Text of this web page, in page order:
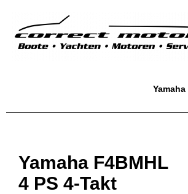
Yamaha
Yamaha F4BMHL
4 PS 4-Takt